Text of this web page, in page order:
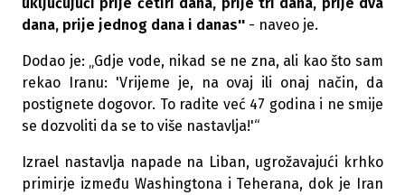
dana, prije jednog dana i danas'' - naveo je.
Dodao je: „Gdje vode, nikad se ne zna, ali kao što sam
rekao Iranu: 'Vrijeme je, na ovaj ili onaj način, da
postignete dogovor. To radite već 47 godina i ne smije
se dozvoliti da se to više nastavlja!'“
Izrael nastavlja napade na Liban, ugrožavajući krhko
primirje između Washingtona i Teherana, dok je Iran